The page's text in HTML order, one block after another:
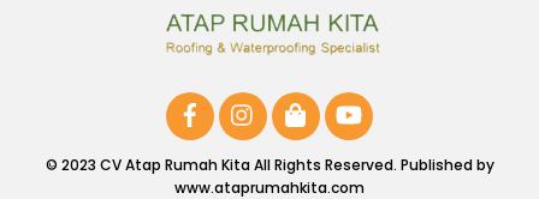
© 2023 CV Atap Rumah Kita All Rights Reserved. Published by
www.ataprumahkita.com